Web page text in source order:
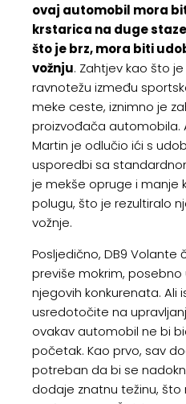
ovaj automobil mora
krstarica na duge
što je brz, mora biti
vožnju. Zahtjev kao što
ravnotežu između
meke ceste, iznimno je
proizvođača automobila.
Martin je odlučio ići s
usporedbi sa
je mekše opruge i manje
polugu, što je rezultiralo
vožnje.
Posljedično, DB9
previše mokrim,
njegovih konkurenata. Ali
usredotočite na
ovakav automobil ne bi
početak. Kao prvo, sav
potreban da bi se
dodaje znatnu težinu,